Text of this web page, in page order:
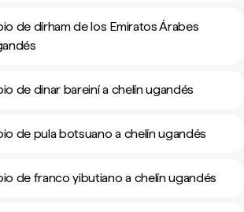
de dírham de los Emiratos Árabes
de dinar bareiní a chelín ugandés
de pula botsuano a chelín ugandés
de franco yibutiano a chelín ugandés